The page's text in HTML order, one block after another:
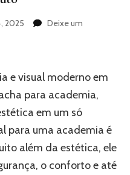
2025
Deixe um
e visual moderno em
para academia,
em um só
para uma academia é
além da estética, ele
o conforto e até